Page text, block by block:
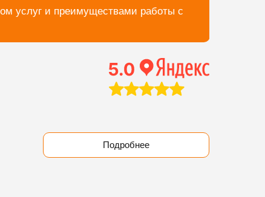
услуг и преимуществами работы с
Подробнее